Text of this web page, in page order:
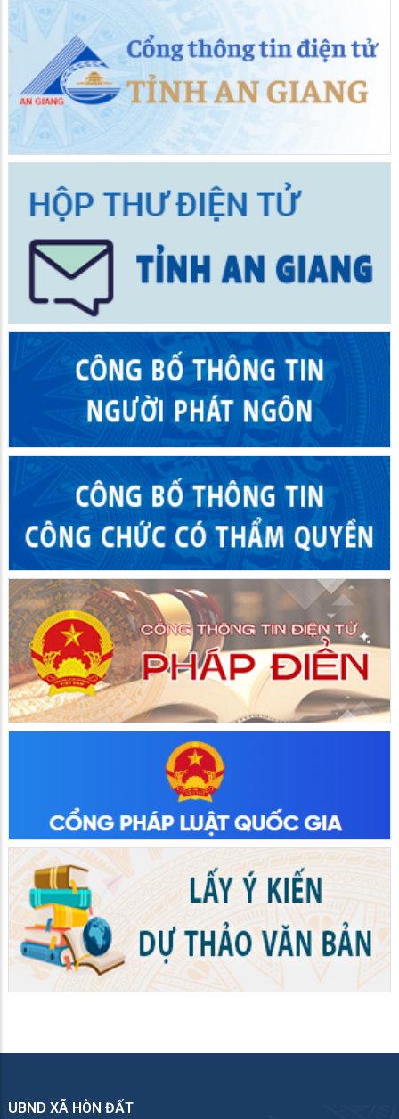
UBND XÃ HÒN ĐẤT